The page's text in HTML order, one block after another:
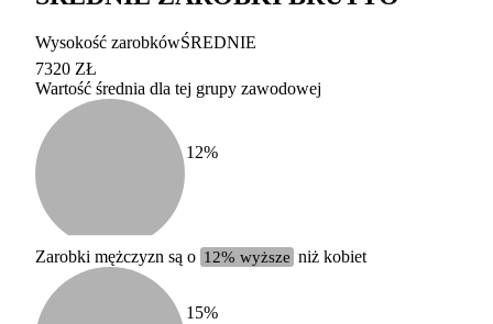
Etykieta
duży
100-200 tysięcy
Wysokość zarobkówŚREDNIE
7320 ZŁ
Wartość średnia dla tej grupy zawodowej
12%
Zarobki mężczyzn są o 12% wyższe niż kobiet
15%